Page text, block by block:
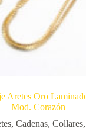
Aretes Oro
Mod. Corazón
,Cadenas,Collares